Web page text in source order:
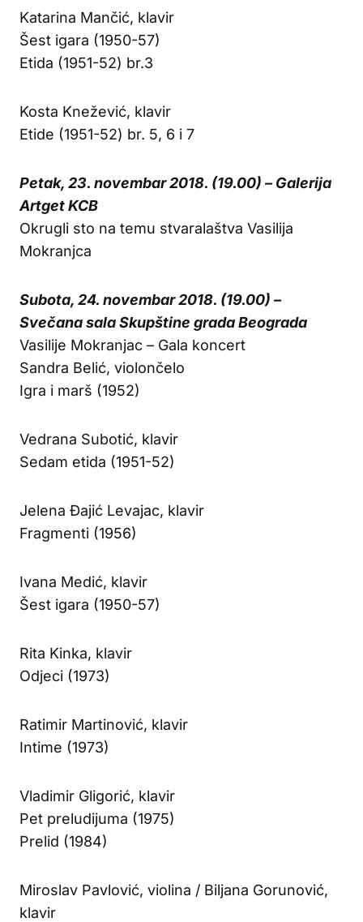
Katarina Mančić, klavir
Šest igara (1950-57)
Etida (1951-52) br.3
Kosta Knežević, klavir
Etide (1951-52) br. 5, 6 i 7
Petak, 23. novembar 2018. (19.00) – Galerija
Artget KCB
Okrugli sto na temu stvaralaštva Vasilija
Mokranjca
Subota, 24. novembar 2018. (19.00) –
Svečana sala Skupštine grada Beograda
Vasilije Mokranjac – Gala koncert
Sandra Belić, violončelo
Igra i marš (1952)
Vedrana Subotić, klavir
Sedam etida (1951-52)
Jelena Đajić Levajac, klavir
Fragmenti (1956)
Ivana Medić, klavir
Šest igara (1950-57)
Rita Kinka, klavir
Odjeci (1973)
Ratimir Martinović, klavir
Intime (1973)
Vladimir Gligorić, klavir
Pet preludijuma (1975)
Prelid (1984)
Miroslav Pavlović, violina / Biljana Gorunović,
klavir